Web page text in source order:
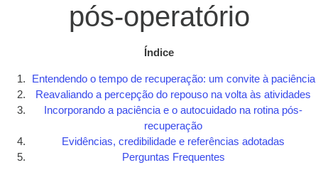
pós-operatório
Índice
Entendendo o tempo de recuperação: um convite à paciência
Reavaliando a percepção do repouso na volta às atividades
Incorporando a paciência e o autocuidado na rotina pós-
recuperação
Evidências, credibilidade e referências adotadas
Perguntas Frequentes